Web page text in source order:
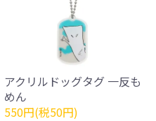
アクリルドッグタグ 一反も
めん
550円(税50円)